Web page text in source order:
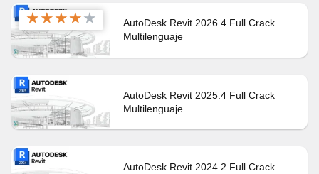
★★★★★
AutoDesk Revit 2026.4 Full Crack
Multilenguaje
AutoDesk Revit 2025.4 Full Crack
Multilenguaje
AutoDesk Revit 2024.2 Full Crack